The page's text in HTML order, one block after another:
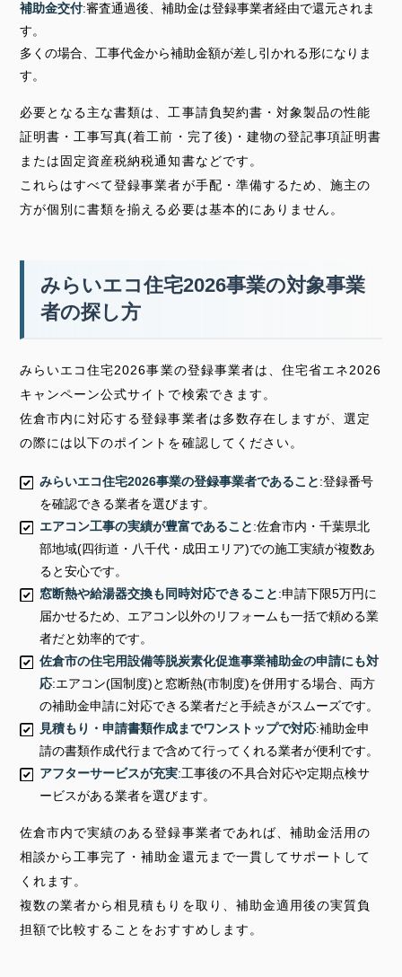
補助金交付:審査通過後、補助金は登録事業者経由で還元されま
す。
多くの場合、工事代金から補助金額が差し引かれる形になりま
す。
必要となる主な書類は、工事請負契約書・対象製品の性能
証明書・工事写真(着工前・完了後)・建物の登記事項証明書
または固定資産税納税通知書などです。
これらはすべて登録事業者が手配・準備するため、施主の
方が個別に書類を揃える必要は基本的にありません。
みらいエコ住宅2026事業の対象事業
者の探し方
みらいエコ住宅2026事業の登録事業者は、住宅省エネ2026
キャンペーン公式サイトで検索できます。
佐倉市内に対応する登録事業者は多数存在しますが、選定
の際には以下のポイントを確認してください。
みらいエコ住宅2026事業の登録事業者であること:登録番号
を確認できる業者を選びます。
エアコン工事の実績が豊富であること:佐倉市内・千葉県北
部地域(四街道・八千代・成田エリア)での施工実績が複数あ
ると安心です。
窓断熱や給湯器交換も同時対応できること:申請下限5万円に
届かせるため、エアコン以外のリフォームも一括で頼める業
者だと効率的です。
佐倉市の住宅用設備等脱炭素化促進事業補助金の申請にも対
応:エアコン(国制度)と窓断熱(市制度)を併用する場合、両方
の補助金申請に対応できる業者だと手続きがスムーズです。
見積もり・申請書類作成までワンストップで対応:補助金申
請の書類作成代行まで含めて行ってくれる業者が便利です。
アフターサービスが充実:工事後の不具合対応や定期点検サ
ービスがある業者を選びます。
佐倉市内で実績のある登録事業者であれば、補助金活用の
相談から工事完了・補助金還元まで一貫してサポートして
くれます。
複数の業者から相見積もりを取り、補助金適用後の実質負
担額で比較することをおすすめします。